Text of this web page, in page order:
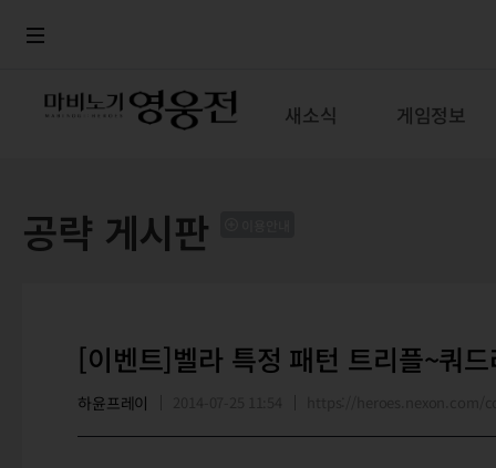
새소식 게임정보
공략 게시판
[이벤트]벨라 특정 패턴 트리플~쿼
하윤프레이